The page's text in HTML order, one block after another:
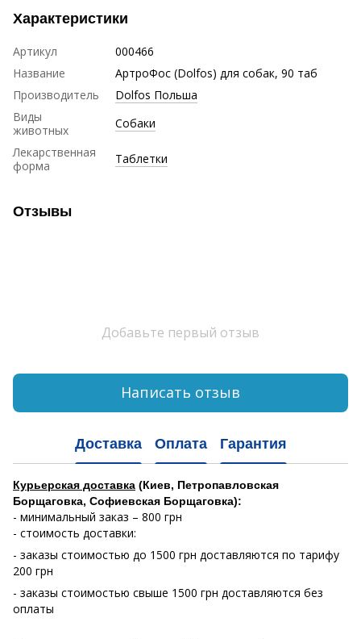
Характеристики
Артикул
000466
Название
АртроФос (Dolfos) для собак, 90 таб
Производитель
Dolfos Польша
Виды
животных
Собаки
Лекарственная
форма
Таблетки
Отзывы
Добавьте первый отзыв
Написать отзыв
Доставка Оплата Гарантия
Курьерская доставка (Киев, Петропавловская
Борщаговка, Софиевская Борщаговка):
- минимальный заказ – 800 грн
- стоимость доставки:
- заказы стоимостью до 1500 грн доставляются по тарифу
200 грн
- заказы стоимостью свыше 1500 грн доставляются без
оплаты